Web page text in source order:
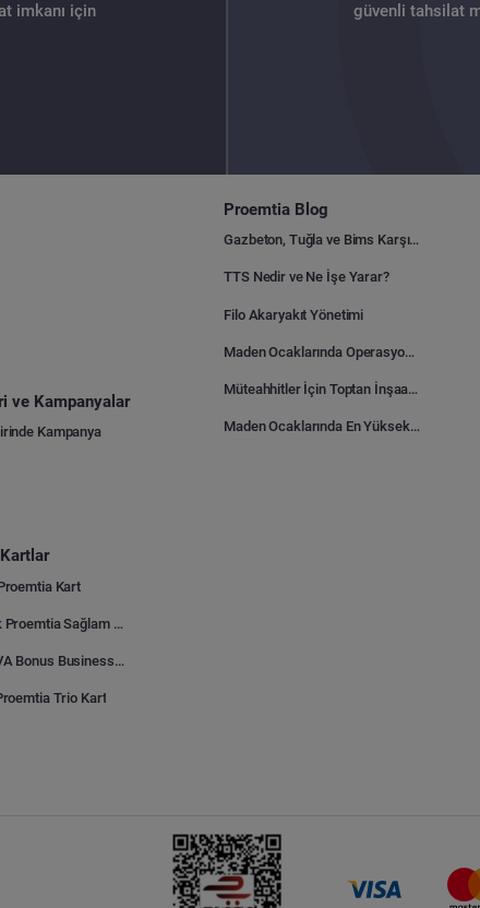
imkanı için
güvenli tahsilat
ve Kampanyalar
Kampanya
Kart
Kuveyt Türk Proemtia Sağlam Bayi Kart
Garanti BBVA Bonus Business Proemtia Bayi Kart
Trio Kart
Proemtia Blog
Gazbeton, Tuğla ve Bims Karşılaştırması: Hangisi Daha Avantajlı?
TTS Nedir ve Ne İşe Yarar?
Filo Akaryakıt Yönetimi
Maden Ocaklarında Operasyonel Verimlilik Nasıl Arttırılır?
Müteahhitler İçin Toptan İnşaat Malzemesi Satın Alma Rehberi
Maden Ocaklarında En Yüksek Gider Kalemleri Nelerdir?